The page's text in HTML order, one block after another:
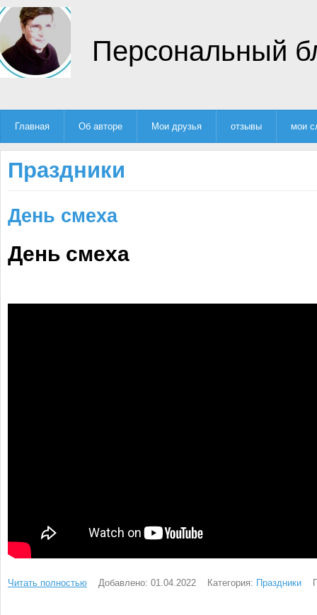
Персональный
Главная Об авторе Мои друзья отзывы мои
Праздники
День смеха
День смеха
Читать полностью Добавлено: 01.04.2022 Категория: Праздники